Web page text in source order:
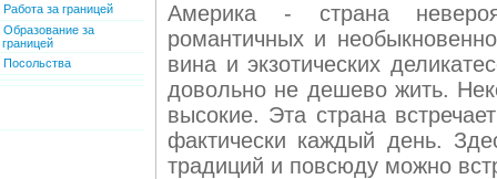
Работа за границей
Образование за
границей
Посольства
Америка - страна
романтичных и
вина и экзотических
довольно не дешево жить.
высокие. Эта страна
фактически каждый день.
традиций и повсюду можно